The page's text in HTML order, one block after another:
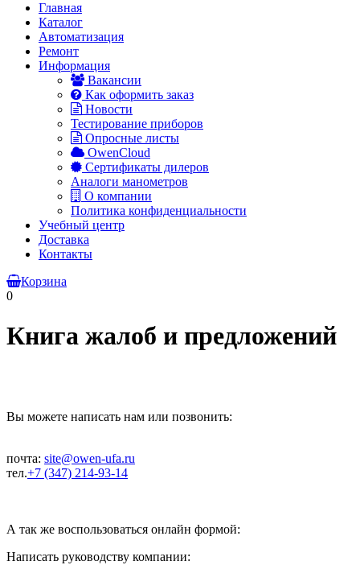
Главная
Каталог
Автоматизация
Ремонт
Информация
Вакансии
Как оформить заказ
Новости
Тестирование приборов
Опросные листы
OwenCloud
Сертификаты дилеров
Аналоги манометров
О компании
Политика конфиденциальности
Учебный центр
Доставка
Контакты
Корзина
0
Книга жалоб и предложений
Вы можете написать нам или позвонить:
почта: site@owen-ufa.ru
тел.+7 (347) 214-93-14
А так же воспользоваться онлайн формой:
Написать руководству компании: